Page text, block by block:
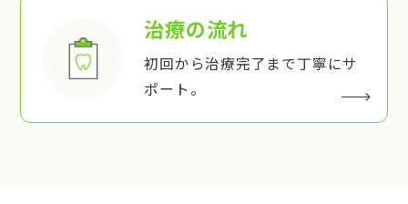
治療の流れ
初回から治療完了まで丁寧にサ
ポート。